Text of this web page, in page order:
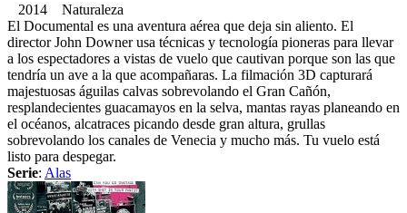
2014 Naturaleza
El Documental es una aventura aérea que deja sin aliento. El
director John Downer usa técnicas y tecnología pioneras para llevar
a los espectadores a vistas de vuelo que cautivan porque son las que
tendría un ave a la que acompañaras. La filmación 3D capturará
majestuosas águilas calvas sobrevolando el Gran Cañón,
resplandecientes guacamayos en la selva, mantas rayas planeando en
el océanos, alcatraces picando desde gran altura, grullas
sobrevolando los canales de Venecia y mucho más. Tu vuelo está
listo para despegar.
Serie: Alas